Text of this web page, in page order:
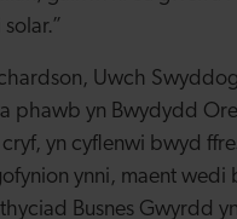
Uwch
phawb yn Bwydydd
yn cyflenwi bwyd
ynni, maent
Busnes Gwyrdd